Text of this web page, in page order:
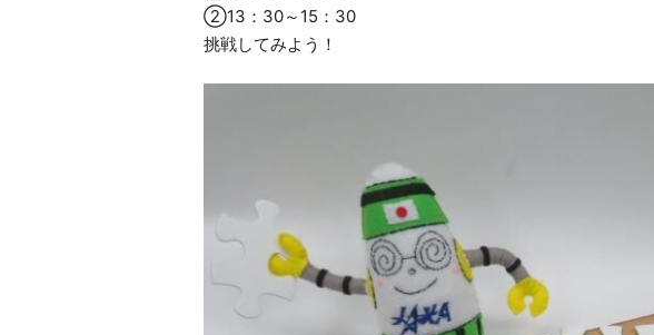
②13：30～15：30
挑戦してみよう！